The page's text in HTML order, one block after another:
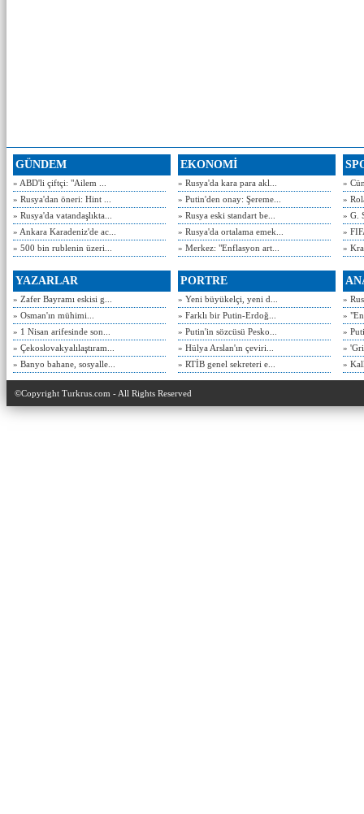
GÜNDEM
» ABD'li çiftçi: "Ailem ...
» Rusya'dan öneri: Hint ...
» Rusya'da vatandaşlıkta...
» Ankara Karadeniz'de ac...
» 500 bin rublenin üzeri...
EKONOMİ
» Rusya'da kara para akl...
» Putin'den onay: Şereme...
» Rusya eski standart be...
» Rusya'da ortalama emek...
» Merkez: "Enflasyon art...
»
»
» G.
»
»
YAZARLAR
» Zafer Bayramı eskisi g...
» Osman'ın mühimi...
» 1 Nisan arifesinde son...
» Çekoslovakyalılaştıram...
» Banyo bahane, sosyalle...
PORTRE
» Yeni büyükelçi, yeni d...
» Farklı bir Putin-Erdoğ...
» Putin'in sözcüsü Pesko...
» Hülya Arslan'ın çeviri...
» RTİB genel sekreteri e...
»
»
»
»
»
©Copyright Turkrus.com - All Rights Reserved